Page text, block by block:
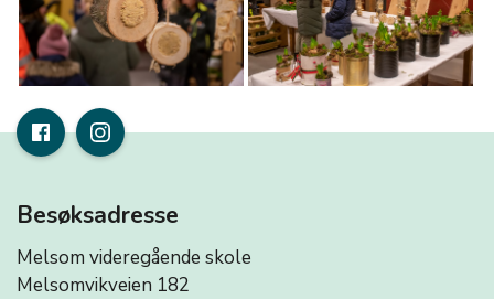
Besøksadresse
Melsom videregående skole
Melsomvikveien 182